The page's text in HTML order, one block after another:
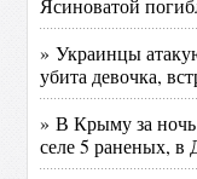
Ясиноватой
» Украинцы
убита девочка,
» В Крыму за ночь
селе 5 раненых,